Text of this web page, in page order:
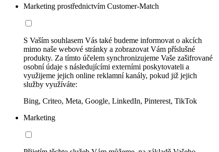
Marketing prostřednictvím Customer-Match
S Vaším souhlasem Vás také budeme informovat o akcích
mimo naše webové stránky a zobrazovat Vám příslušné
produkty. Za tímto účelem synchronizujeme Vaše zašifrované
osobní údaje s následujícími externími poskytovateli a
využijeme jejich online reklamní kanály, pokud již jejich
služby využíváte:
Bing, Criteo, Meta, Google, LinkedIn, Pinterest, TikTok
Marketing